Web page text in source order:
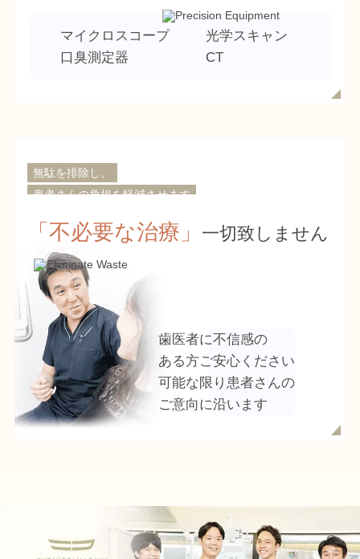
マイクロスコープ
光学スキャン
口臭測定器
CT
無駄を排除し、
患者さんの負担を軽減させます
「不必要な治療」 一切致しません
歯医者に不信感の
ある方ご安心ください
可能な限り患者さんの
ご意向に沿います